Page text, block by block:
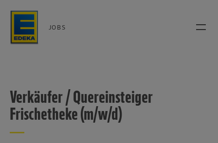
JOBS
Verkäufer / Quereinsteiger
Frischetheke (m/w/d)